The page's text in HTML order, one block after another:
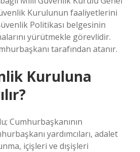
Kurulunun faaliyetlerini
Politikası belgesinin
yürütmekle görevlidir.
tarafından atanır.
Kuruluna
Cumhurbaşkanının
yardımcıları, adalet
içişleri ve dışişleri